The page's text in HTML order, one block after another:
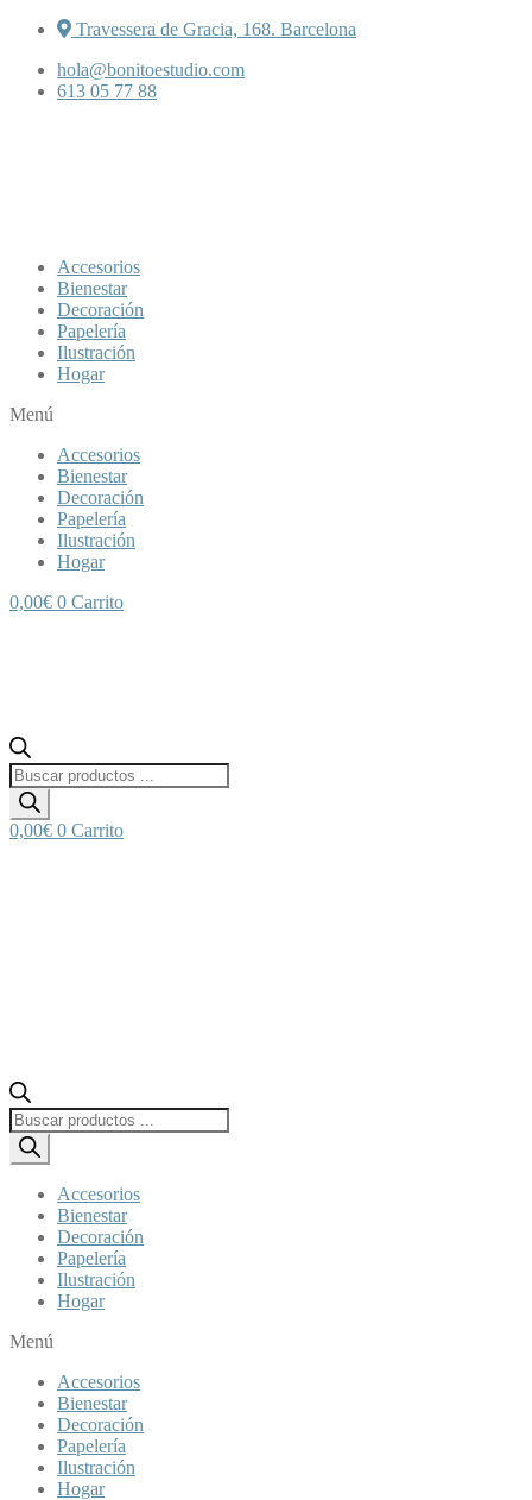
Travessera de Gracia, 168. Barcelona
hola@bonitoestudio.com
613 05 77 88
Accesorios
Bienestar
Decoración
Papelería
Ilustración
Hogar
Menú
Accesorios
Bienestar
Decoración
Papelería
Ilustración
Hogar
0,00€ 0 Carrito
Búsqueda
de
productos
0,00€ 0 Carrito
Búsqueda
de
productos
Accesorios
Bienestar
Decoración
Papelería
Ilustración
Hogar
Menú
Accesorios
Bienestar
Decoración
Papelería
Ilustración
Hogar